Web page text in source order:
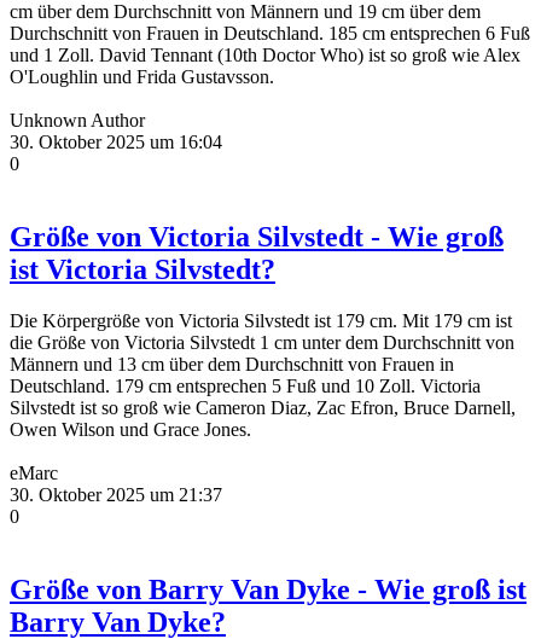
cm über dem Durchschnitt von Männern und 19 cm über dem
Durchschnitt von Frauen in Deutschland. 185 cm entsprechen 6 Fuß
und 1 Zoll. David Tennant (10th Doctor Who) ist so groß wie Alex
O'Loughlin und Frida Gustavsson.
Unknown Author
30. Oktober 2025 um 16:04
0
Größe von Victoria Silvstedt - Wie groß
ist Victoria Silvstedt?
Die Körpergröße von Victoria Silvstedt ist 179 cm. Mit 179 cm ist
die Größe von Victoria Silvstedt 1 cm unter dem Durchschnitt von
Männern und 13 cm über dem Durchschnitt von Frauen in
Deutschland. 179 cm entsprechen 5 Fuß und 10 Zoll. Victoria
Silvstedt ist so groß wie Cameron Diaz, Zac Efron, Bruce Darnell,
Owen Wilson und Grace Jones.
eMarc
30. Oktober 2025 um 21:37
0
Größe von Barry Van Dyke - Wie groß ist
Barry Van Dyke?